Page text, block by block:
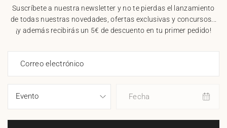
Suscríbete a nuestra newsletter y no te pierdas el lanzamiento
de todas nuestras novedades, ofertas exclusivas y concursos...
¡y además recibirás un 5€ de descuento en tu primer pedido!
Correo electrónico
Fecha